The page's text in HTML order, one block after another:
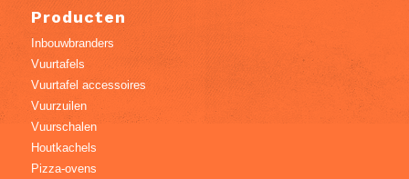
Producten
Inbouwbranders
Vuurtafels
Vuurtafel accessoires
Vuurzuilen
Vuurschalen
Houtkachels
Pizza-ovens